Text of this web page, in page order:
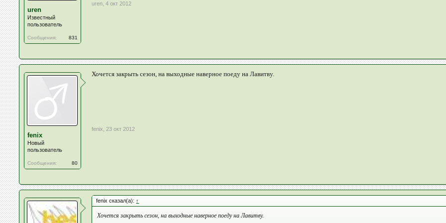
uren
Известный
пользователь
Сообщения: 831
uren 4 окт 2012
fenix
Новый
пользователь
Сообщения: 80
Хочется закрыть сезон, на выходные наверное поеду на Лавитву.
fenix 23 окт 2012
fenix сказал(а): ↑
Хочется закрыть сезон, на выходные наверное поеду на Лавитву.